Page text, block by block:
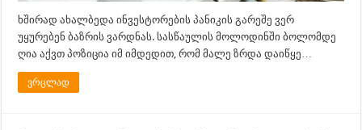
ხშირად ახალბედა ინვესტორების პანიკის გარეშე ვერ
უყურებენ ბაზრის ვარდნას. სასწაულის მოლოდინში ბოლომდე
ღია აქვთ პოზიცია იმ იმდედით, რომ მალე ზრდა დაიწყე…
ვრცლად